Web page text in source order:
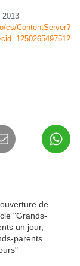
2013
cs/ContentServer?